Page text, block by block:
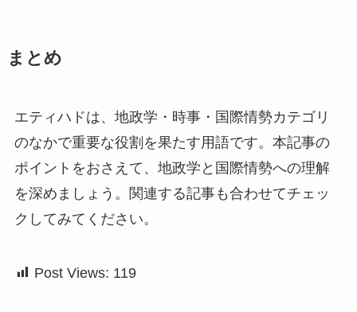
まとめ
エティハドは、地政学・時事・国際情勢カテゴリ
のなかで重要な役割を果たす用語です。本記事の
ポイントをおさえて、地政学と国際情勢への理解
を深めましょう。関連する記事も合わせてチェッ
クしてみてください。
Post Views: 119